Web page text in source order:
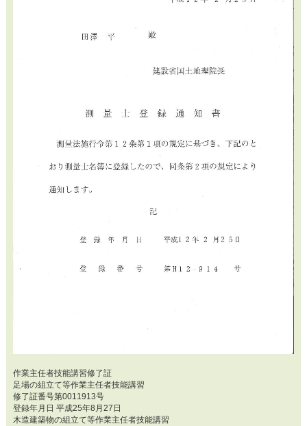
作業主任者技能講習修了証
足場の組立て等作業主任者技能講習
修了証番号第0011913号
登録年月日 平成25年8月27日
木造建築物の組立て等作業主任者技能講習